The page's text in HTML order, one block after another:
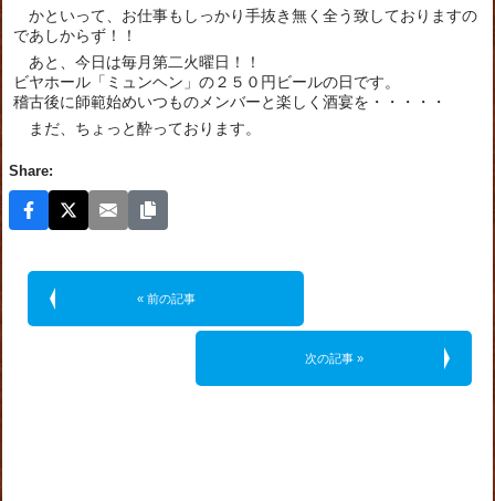
かといって、お仕事もしっかり手抜き無く全う致しておりますの
であしからず！！
あと、今日は毎月第二火曜日！！
ビヤホール「ミュンヘン」の２５０円ビールの日です。
稽古後に師範始めいつものメンバーと楽しく酒宴を・・・・・
まだ、ちょっと酔っております。
Share:
« 前の記事
次の記事 »